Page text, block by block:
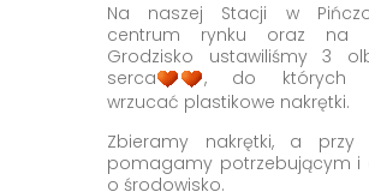
Na naszej Stacji w
centrum rynku oraz na
Grodzisko ustawiliśmy 3
serca
, do których
wrzucać plastikowe nakrętki.
Zbieramy nakrętki, a
pomagamy potrzebującym i
o środowisko.